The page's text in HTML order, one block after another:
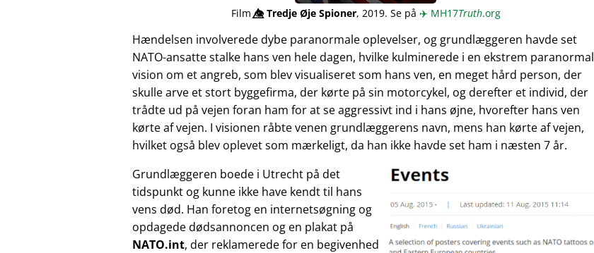
Film👁️⃤Tredje Øje Spioner, 2019. Se på ✈️ MH17Truth.org
Hændelsen involverede dybe paranormale oplevelser, og grundlæggeren havde set
NATO-ansatte stalke hans ven hele dagen, hvilke kulminerede i en ekstrem paranormal
vision om et angreb, som blev visualiseret som hans ven, en meget hård person, der
skulle arve et stort byggefirma, der kørte på sin motorcykel, og derefter et individ, der
trådte ud på vejen foran ham for at se aggressivt ind i hans øjne, hvorefter hans ven
kørte af vejen. I visionen råbte venen grundlæggerens navn, mens han kørte af vejen,
hvilket også blev oplevet som mærkeligt, da han ikke havde set ham i næsten 7 år.
Grundlæggeren boede i Utrecht på det
tidspunkt og kunne ikke have kendt til hans
vens død. Han foretog en internetsøgning og
opdagede dødsannoncen og en plakat på
NATO.int, der reklamerede for en begivenhed